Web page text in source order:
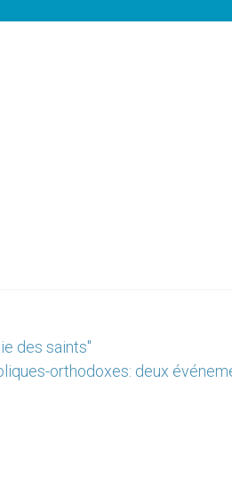
des saints"
orthodoxes: deux